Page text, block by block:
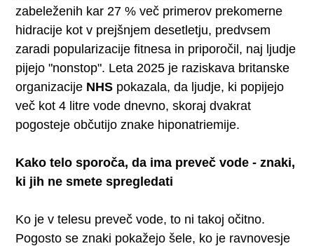
zabeleženih kar 27 % več primerov prekomerne
hidracije kot v prejšnjem desetletju, predvsem
zaradi popularizacije fitnesa in priporočil, naj ljudje
pijejo "nonstop". Leta 2025 je raziskava britanske
organizacije NHS pokazala, da ljudje, ki popijejo
več kot 4 litre vode dnevno, skoraj dvakrat
pogosteje občutijo znake hiponatriemije.
Kako telo sporoča, da ima preveč vode - znaki,
ki jih ne smete spregledati
Ko je v telesu preveč vode, to ni takoj očitno.
Pogosto se znaki pokažejo šele, ko je ravnovesje